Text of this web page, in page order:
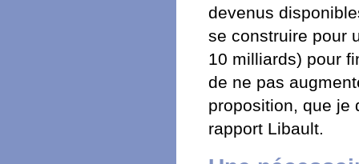
devenus
se construire pour
10 milliards) pour
de ne pas
proposition, que je
rapport Libault.